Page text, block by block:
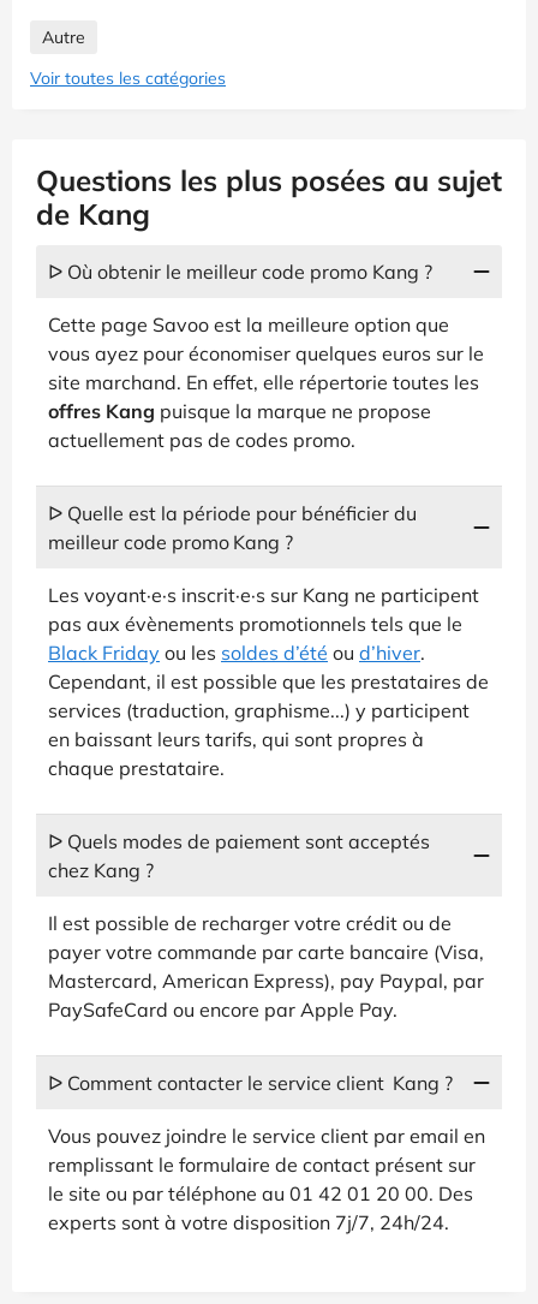
Autre
Voir toutes les catégories
Questions les plus posées au sujet
de Kang
ᐅ Où obtenir le meilleur code promo Kang ?
Cette page Savoo est la meilleure option que
vous ayez pour économiser quelques euros sur le
site marchand. En effet, elle répertorie toutes les
offres Kang puisque la marque ne propose
actuellement pas de codes promo.
ᐅ Quelle est la période pour bénéficier du
meilleur code promo Kang ?
Les voyant·e·s inscrit·e·s sur Kang ne participent
pas aux évènements promotionnels tels que le
Black Friday ou les soldes d’été ou d’hiver.
Cependant, il est possible que les prestataires de
services (traduction, graphisme...) y participent
en baissant leurs tarifs, qui sont propres à
chaque prestataire.
ᐅ Quels modes de paiement sont acceptés
chez Kang ?
Il est possible de recharger votre crédit ou de
payer votre commande par carte bancaire (Visa,
Mastercard, American Express), pay Paypal, par
PaySafeCard ou encore par Apple Pay.
ᐅ Comment contacter le service client Kang ?
Vous pouvez joindre le service client par email en
remplissant le formulaire de contact présent sur
le site ou par téléphone au 01 42 01 20 00. Des
experts sont à votre disposition 7j/7, 24h/24.